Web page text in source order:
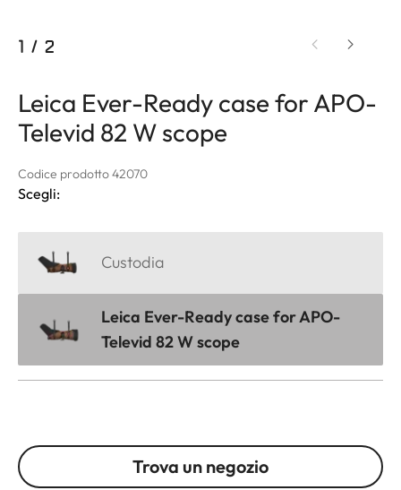
1 / 2
Leica Ever-Ready case for APO-
Televid 82 W scope
Codice prodotto 42070
Scegli:
Custodia
Leica Ever-Ready case for APO-
Televid 82 W scope
Trova un negozio